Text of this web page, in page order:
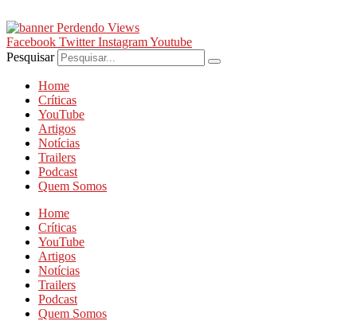
para
o
conteúdo
Facebook Twitter InstagramYoutube
Pesquisar
Home
Críticas
YouTube
Artigos
Notícias
Trailers
Podcast
Quem Somos
Home
Críticas
YouTube
Artigos
Notícias
Trailers
Podcast
Quem Somos